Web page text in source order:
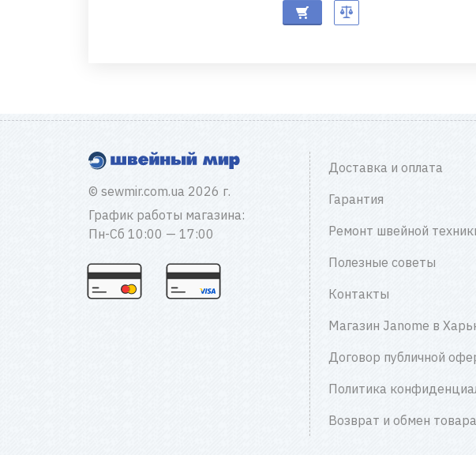
© sewmir.com.ua 2026 г.
График работы магазина:
Пн-Сб 10:00 — 17:00
Доставка и оплата
Гарантия
Ремонт швейной
Полезные советы
Контакты
Магазин Janome в
Договор публичной
Политика
Возврат и обмен товара